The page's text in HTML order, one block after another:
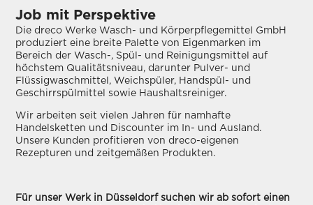
Job mit Perspektive
Die dreco Werke Wasch- und Körperpflegemittel GmbH
produziert eine breite Palette von Eigenmarken im
Bereich der Wasch-, Spül- und Reinigungsmittel auf
höchstem Qualitätsniveau, darunter Pulver- und
Flüssigwaschmittel, Weichspüler, Handspül- und
Geschirrspülmittel sowie Haushaltsreiniger.
Wir arbeiten seit vielen Jahren für namhafte
Handelsketten und Discounter im In- und Ausland.
Unsere Kunden profitieren von dreco-eigenen
Rezepturen und zeitgemäßen Produkten.
Für unser Werk in Düsseldorf suchen wir ab sofort einen